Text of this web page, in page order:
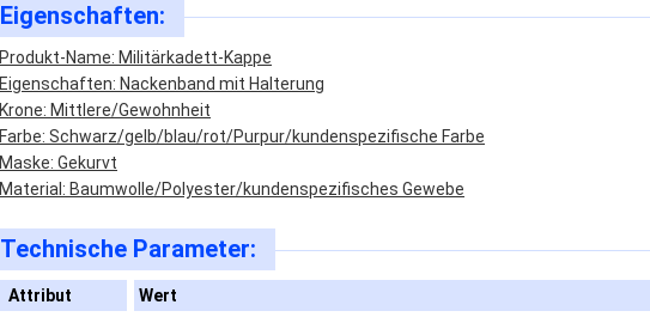
Eigenschaften:
Produkt-Name: Militärkadett-Kappe
Eigenschaften: Nackenband mit Halterung
Krone: Mittlere/Gewohnheit
Farbe: Schwarz/gelb/blau/rot/Purpur/kundenspezifische Farbe
Maske: Gekurvt
Material: Baumwolle/Polyester/kundenspezifisches Gewebe
Technische Parameter:
Attribut Wert